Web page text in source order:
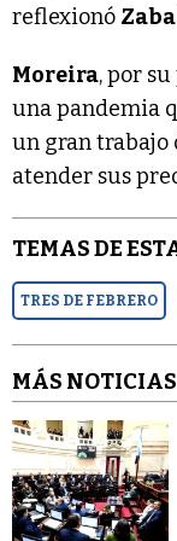
reflexionó
Moreira, por
una pandemia
un gran trabajo
atender sus
TEMAS DE
TRES DE FEBRERO
MÁS NOTICIAS